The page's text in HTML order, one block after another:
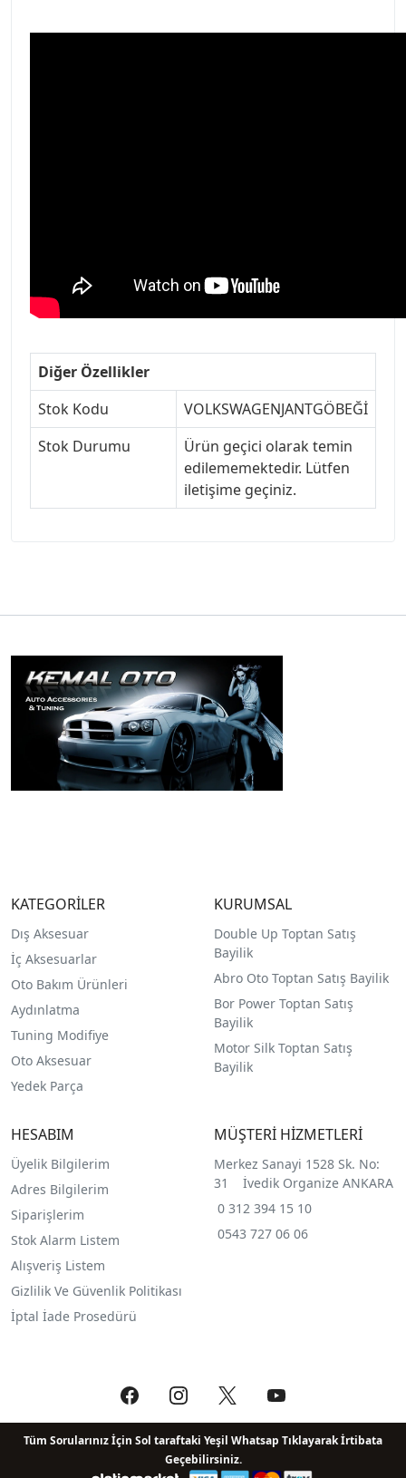
Diğer Özellikler
Stok Kodu
VOLKSWAGENJANTGÖBEĞİ
Stok Durumu
Ürün geçici olarak temin
edilememektedir. Lütfen
iletişime geçiniz.
KATEGORİLER
Dış Aksesuar
İç Aksesuarlar
Oto Bakım Ürünleri
Aydınlatma
Tuning Modifiye
Oto Aksesuar
Yedek Parça
KURUMSAL
Double Up Toptan Satış
Bayilik
Abro Oto Toptan Satış Bayilik
Bor Power Toptan Satış
Bayilik
Motor Silk Toptan Satış
Bayilik
HESABIM
Üyelik Bilgilerim
Adres Bilgilerim
Siparişlerim
Stok Alarm Listem
Alışveriş Listem
Gizlilik Ve Güvenlik Politikası
İptal İade Prosedürü
MÜŞTERİ HİZMETLERİ
Merkez Sanayi 1528 Sk. No:
31 İvedik Organize ANKARA
0 312 394 15 10
0543 727 06 06
Tüm Sorularınız İçin Sol taraftaki Yeşil Whatsap Tıklayarak İrtibata
Geçebilirsiniz.